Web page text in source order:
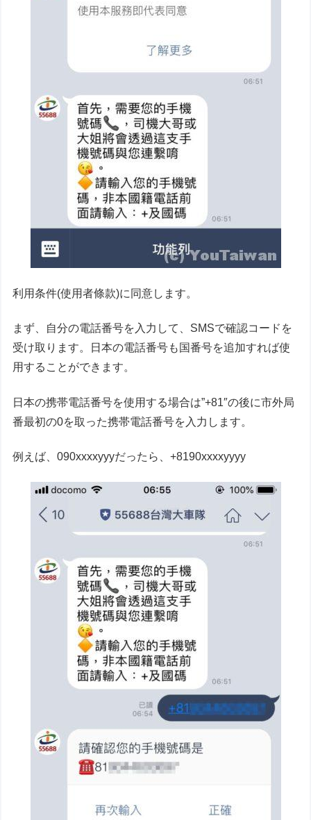
利用条件(使用者條款)に同意します。
まず、自分の電話番号を入力して、SMSで確認コードを
受け取ります。日本の電話番号も国番号を追加すれば使
用することができます。
日本の携帯電話番号を使用する場合は”+81″の後に市外局
番最初の0を取った携帯電話番号を入力します。
例えば、090xxxxyyyだったら、+8190xxxxyyyy